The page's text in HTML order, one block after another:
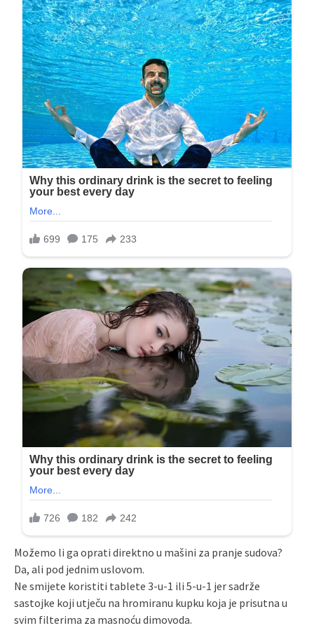
Možemo li ga oprati direktno u mašini za pranje sudova?
Da, ali pod jednim uslovom.
Ne smijete koristiti tablete 3-u-1 ili 5-u-1 jer sadrže
sastojke koji utječu na hromiranu kupku koja je prisutna u
svim filterima za masnoću dimovoda.